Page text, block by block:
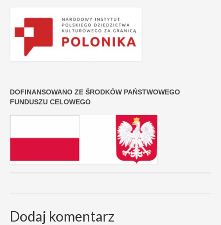
DOFINANSOWANO ZE ŚRODKÓW PAŃSTWOWEGO
FUNDUSZU CELOWEGO
Dodaj komentarz